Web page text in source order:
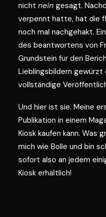
nicht nein gesagt.
verpennt hatte, hat die
noch mal nachgehakt.
des beantwortens von
Grundstein für den
Lieblingsbildern gewürzt
vollständige
Und hier ist sie. Meine
Publikation in einem
Kiosk kaufen kann. Was
mich wie Bolle und bin
sofort also an jedem
Kiosk erhältlich!